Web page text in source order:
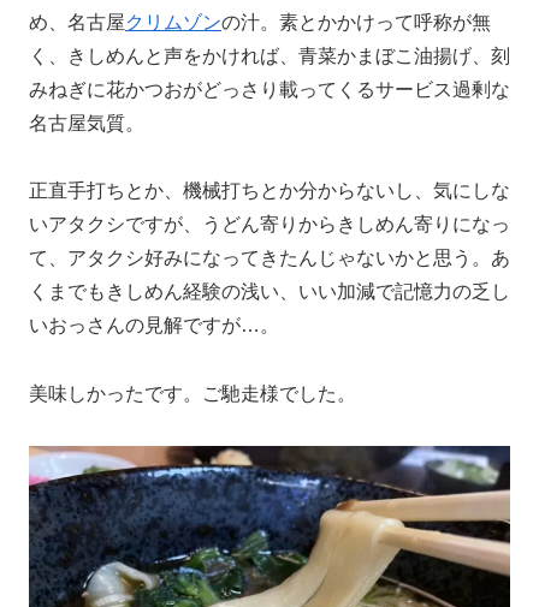
め、名古屋クリムゾンの汁。素とかかけって呼称が無
く、きしめんと声をかければ、青菜かまぼこ油揚げ、刻
みねぎに花かつおがどっさり載ってくるサービス過剰な
名古屋気質。
正直手打ちとか、機械打ちとか分からないし、気にしな
いアタクシですが、うどん寄りからきしめん寄りになっ
て、アタクシ好みになってきたんじゃないかと思う。あ
くまでもきしめん経験の浅い、いい加減で記憶力の乏し
いおっさんの見解ですが…。
美味しかったです。ご馳走様でした。